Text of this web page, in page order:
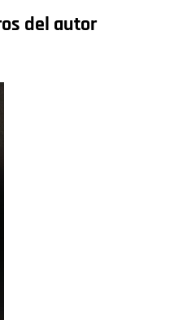
del autor